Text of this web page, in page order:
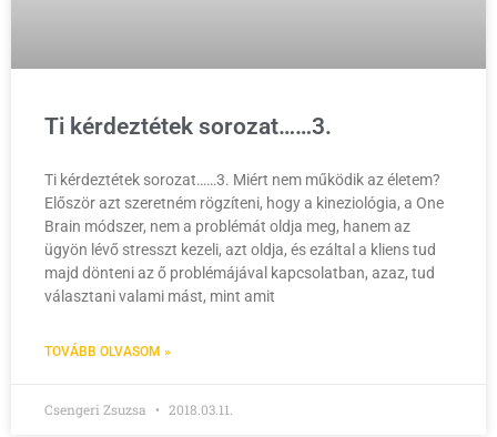
Ti kérdeztétek sorozat……3.
Ti kérdeztétek sorozat……3. Miért nem működik az életem?
Először azt szeretném rögzíteni, hogy a kineziológia, a One
Brain módszer, nem a problémát oldja meg, hanem az
ügyön lévő stresszt kezeli, azt oldja, és ezáltal a kliens tud
majd dönteni az ő problémájával kapcsolatban, azaz, tud
választani valami mást, mint amit
TOVÁBB OLVASOM »
Csengeri Zsuzsa 2018.03.11.